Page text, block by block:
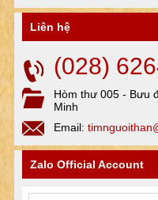
Liên hệ
(028)
Hòm thư 005 - Bưu
Minh
Email:
Zalo Official Account